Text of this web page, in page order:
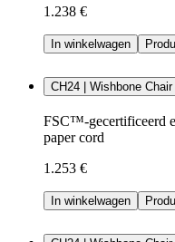
1.238 €
In winkelwagen
CH24 | Wishbone Chair
FSC™-gecertificeerd
paper cord
1.253 €
In winkelwagen